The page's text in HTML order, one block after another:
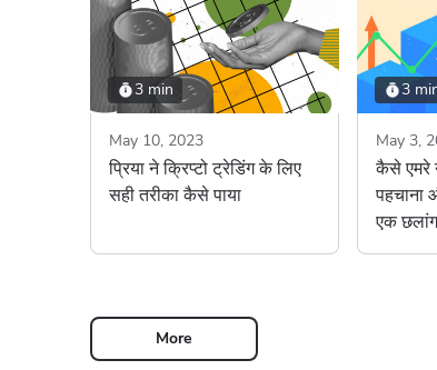
3 min
May 10, 2023
प्रिया ने क्रिप्टो ट्रेडिंग के लिए
सही तरीका कैसे पाया
3
May 3,
कैसे एमरे
पहचाना
एक
More